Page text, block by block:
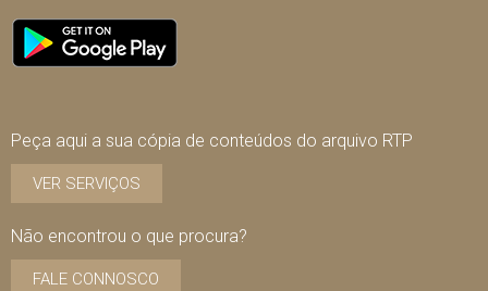
Peça aqui a sua cópia de conteúdos do arquivo RTP
VER SERVIÇOS
Não encontrou o que procura?
FALE CONNOSCO